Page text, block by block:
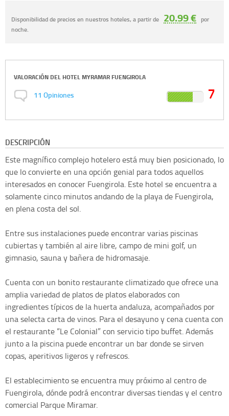
Disponibilidad de precios en nuestros hoteles, a partir de 20.99 € por
noche.
VALORACIÓN DEL HOTEL MYRAMAR FUENGIROLA
11 Opiniones 7
DESCRIPCIÓN
Este magnífico complejo hotelero está muy bien posicionado, lo
que lo convierte en una opción genial para todos aquellos
interesados en conocer Fuengirola. Este hotel se encuentra a
solamente cinco minutos andando de la playa de Fuengirola,
en plena costa del sol.
Entre sus instalaciones puede encontrar varias piscinas
cubiertas y también al aire libre, campo de mini golf, un
gimnasio, sauna y bañera de hidromasaje.
Cuenta con un bonito restaurante climatizado que ofrece una
amplia variedad de platos de platos elaborados con
ingredientes típicos de la huerta andaluza, acompañados por
una selecta carta de vinos. Para el desayuno y cena cuenta con
el restaurante “Le Colonial” con servicio tipo buffet. Además
junto a la piscina puede encontrar un bar donde se sirven
copas, aperitivos ligeros y refrescos.
El establecimiento se encuentra muy próximo al centro de
Fuengirola, dónde podrá encontrar diversas tiendas y el centro
comercial Parque Miramar.